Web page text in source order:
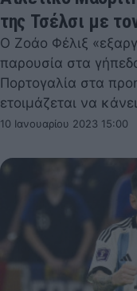
της Τσέλσι με
Ο Ζοάο Φέλιξ
παρουσία στα
Πορτογαλία στα
ετοιμάζεται να
10 Ιανουαρίου 2023 15:00